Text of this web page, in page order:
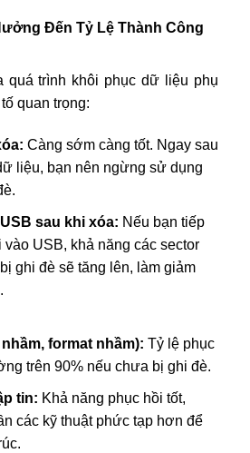
Đến Tỷ Lệ Thành Công
quá trình khôi phục dữ liệu phụ
quan trọng:
Càng sớm càng tốt. Ngay sau
liệu, bạn nên ngừng sử dụng
sau khi xóa: Nếu bạn tiếp
USB, khả năng các sector
ghi đè sẽ tăng lên, làm giảm
format nhầm): Tỷ lệ phục
trên 90% nếu chưa bị ghi đè.
tin: Khả năng phục hồi tốt,
các kỹ thuật phức tạp hơn để